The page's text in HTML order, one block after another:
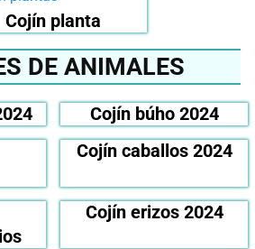
Cojín planta
DE ANIMALES
Cojín búho 2024
Cojín caballos 2024
Cojín erizos 2024